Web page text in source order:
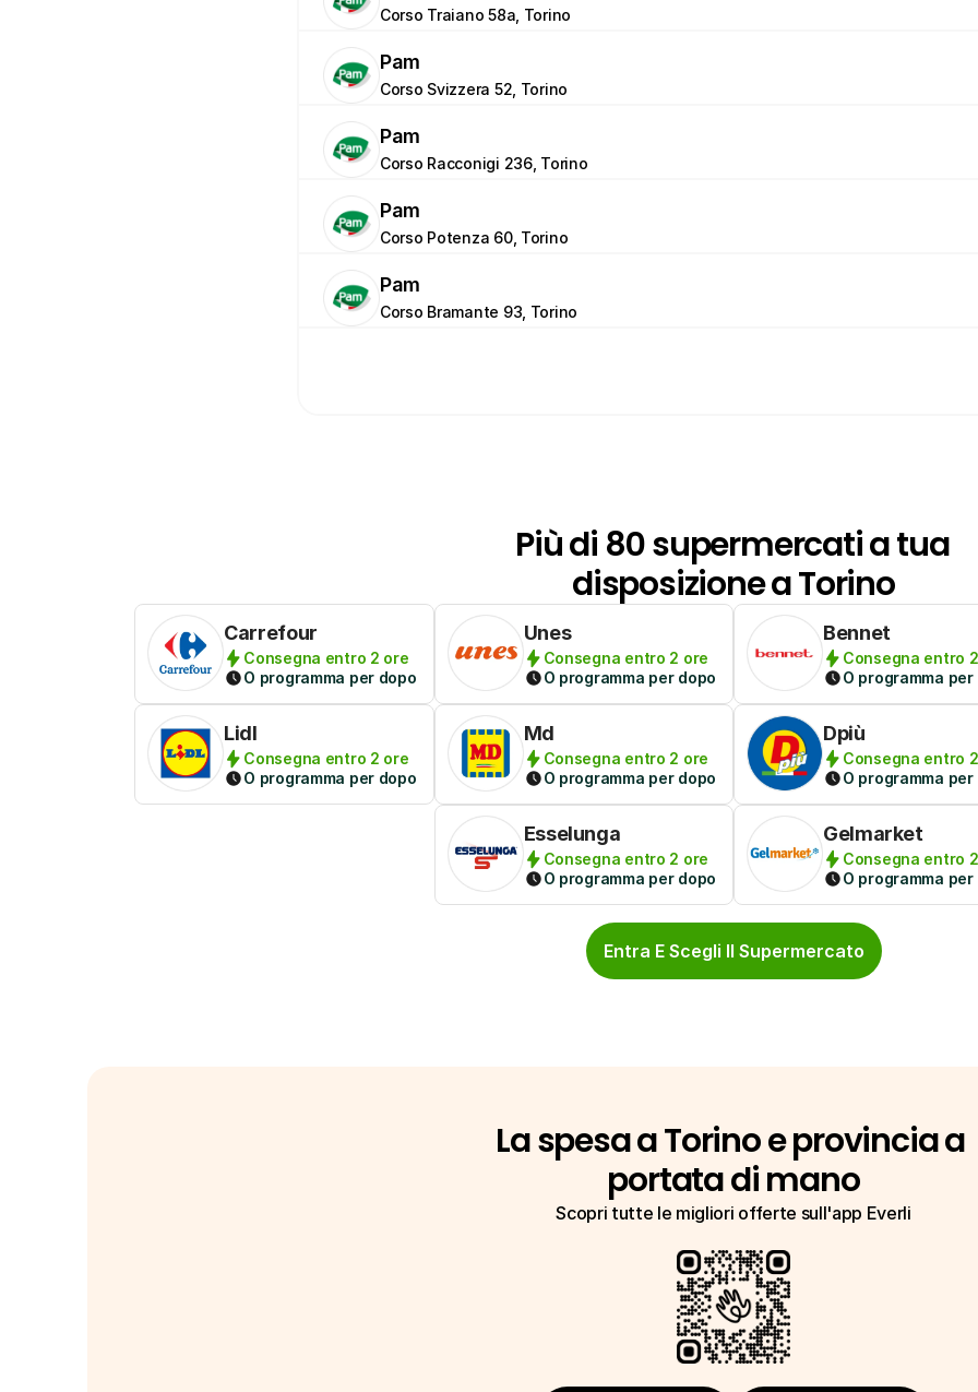
Corso Traiano 58a, Torino
Pam
Corso Svizzera 52, Torino
Pam
Corso Racconigi 236, Torino
Pam
Corso Potenza 60, Torino
Pam
Corso Bramante 93, Torino
Più di 80 supermercati a tua
disposizione a Torino
Carrefour
Consegna entro 2 ore
O programma per dopo
Unes
Consegna entro 2 ore
O programma per dopo
Bennet
Consegna entro
O programma per
Lidl
Consegna entro 2 ore
O programma per dopo
Md
Consegna entro 2 ore
O programma per dopo
Dpiù
Consegna entro
O programma per
Esselunga
Consegna entro 2 ore
O programma per dopo
Gelmarket
Consegna entro
O programma per
Entra E Scegli Il Supermercato
La spesa a Torino e provincia a
portata di mano
Scopri tutte le migliori offerte sull'app Everli